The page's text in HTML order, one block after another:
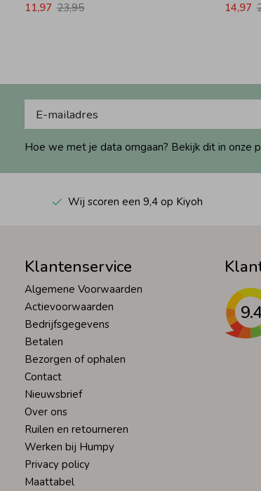
11,97 23,95 14,97
Hoe we met je data omgaan? Bekijk dit in onze
Wij scoren een 9,4 op Kiyoh
Klantenservice
Algemene Voorwaarden
Actievoorwaarden
Bedrijfsgegevens
Betalen
Bezorgen of ophalen
Contact
Nieuwsbrief
Over ons
Ruilen en retourneren
Werken bij Humpy
Privacy policy
Maattabel
9.4